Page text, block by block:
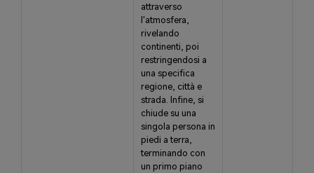
attraverso
l'atmosfera,
rivelando
continenti, poi
restringendosi a
una specifica
regione, città e
strada. Infine, si
chiude su una
singola persona in
piedi a terra,
terminando con
un primo piano